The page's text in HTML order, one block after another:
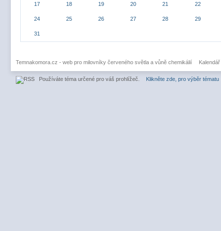
17 18 19 20 21 22
24 25 26 27 28 29
31
Temnakomora.cz - web pro milovníky červeného světla a vůně chemikálií Kalendář
Používáte téma určené pro váš prohlížeč. Klikněte zde, pro výběr tématu